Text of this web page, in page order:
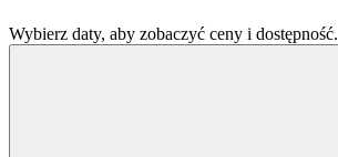
Wybierz daty, aby zobaczyć ceny i dostępność.